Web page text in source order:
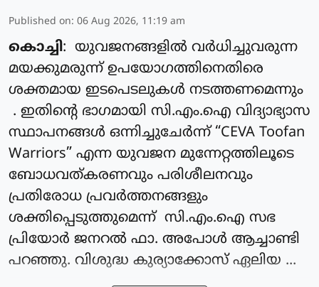
Published on: 06 Aug 2026, 11:19 am
കൊച്ചി: യുവജനങ്ങളിൽ വർധിച്ചുവരുന്ന
മയക്കുമരുന്ന് ഉപയോഗത്തിനെതിരെ
ശക്തമായ ഇടപെടലുകൾ നടത്തണമെന്നും
. ഇതിന്റെ ഭാഗമായി സി.എം.ഐ വിദ്യാഭ്യാസ
സ്ഥാപനങ്ങൾ ഒന്നിച്ചുചേർന്ന് “CEVA Toofan
Warriors” എന്ന യുവജന മുന്നേറ്റത്തിലൂടെ
ബോധവത്കരണവും പരിശീലനവും
പ്രതിരോധ പ്രവർത്തനങ്ങളും
ശക്തിപ്പെടുത്തുമെന്ന് സി.എം.ഐ സഭ
പ്രിയോർ ജനറൽ ഫാ. അപോൾ ആച്ചാണ്ടി
പറഞ്ഞു. വിശുദ്ധ കുര്യാക്കോസ് ഏലിയ ...